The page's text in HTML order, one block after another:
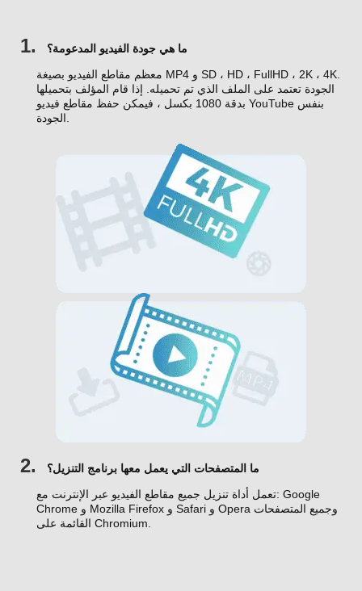
1.
ما هي جودة الفيديو المدعومة؟
معظم مقاطع الفيديو بصيغة MP4 و SD ، HD ، FullHD ، 2K ، 4K.
الجودة تعتمد على الملف الذي تم تحميله. إذا قام المؤلف بتحميلها
بدقة 1080 بكسل ، فيمكن حفظ مقاطع فيديو YouTube بنفس
2.
ما المتصفحات التي يعمل معها برنامج التنزيل؟
تعمل أداة تنزيل جميع مقاطع الفيديو عبر الإنترنت مع: Google
Chrome و Mozilla Firefox و Safari و Opera وجميع المتصفحات
القائمة على Chromium.